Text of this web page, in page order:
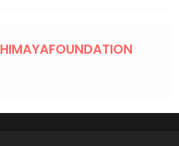
HIMAYAFOUNDATION